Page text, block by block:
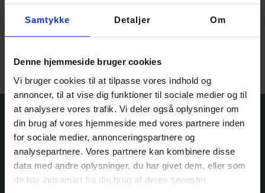
Samtykke Detaljer Om
Denne hjemmeside bruger cookies
Vi bruger cookies til at tilpasse vores indhold og
annoncer, til at vise dig funktioner til sociale medier og til
at analysere vores trafik. Vi deler også oplysninger om
din brug af vores hjemmeside med vores partnere inden
for sociale medier, annonceringspartnere og
analysepartnere. Vores partnere kan kombinere disse
data med andre oplysninger, du har givet dem, eller som
de har indsamlet fra din brug af deres tjenester.
25 gr.
limited edition
175,00 kr.
Ole Rømers Vej 60
2630 Taastrup